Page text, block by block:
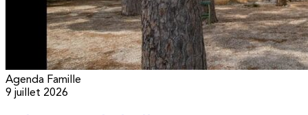
Agenda Famille
9 juillet 2026